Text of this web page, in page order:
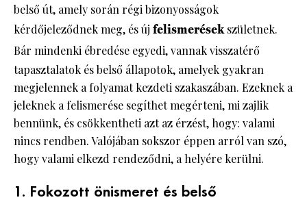
belső út, amely során régi bizonyosságok
kérdőjeleződnek meg, és új felismerésekszületnek.
Bár mindenki ébredése egyedi, vannak visszatérő
tapasztalatok és belső állapotok, amelyek gyakran
megjelennek a folyamat kezdeti szakaszában. Ezeknek a
jeleknek a felismerése segíthet megérteni, mi zajlik
bennünk, és csökkentheti azt az érzést, hogy: valami
nincs rendben. Valójában sokszor éppen arról van szó,
hogy valami elkezd rendeződni, a helyére kerülni.
1. Fokozott önismeret és belső